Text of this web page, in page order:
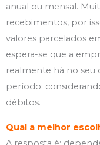
anual ou mensal.
recebimentos, por
valores parcelados
espera-se que a
realmente há no seu
período:
débitos.
Qual a melhor